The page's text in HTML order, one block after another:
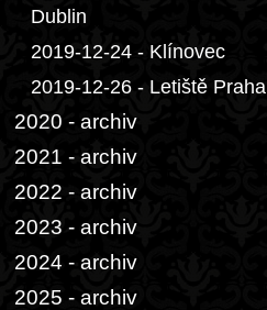
Dublin
2019-12-24 - Klínovec
2019-12-26 - Letiště Praha
2020 - archiv
2021 - archiv
2022 - archiv
2023 - archiv
2024 - archiv
2025 - archiv